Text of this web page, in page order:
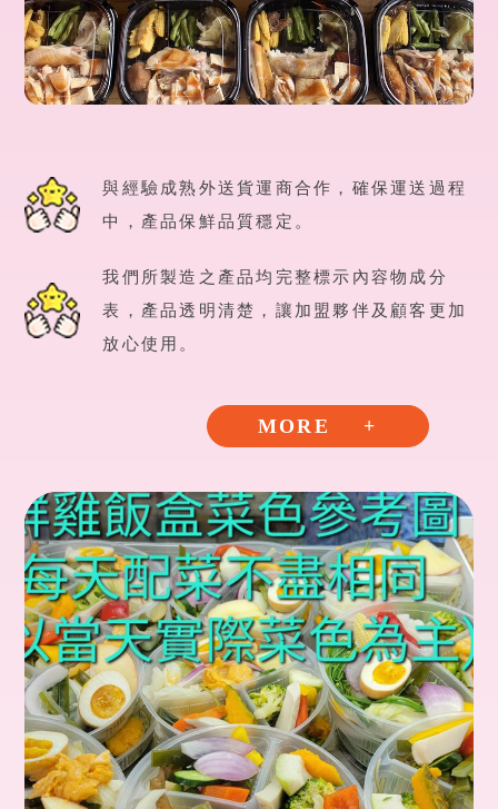
與經驗成熟外送貨運商合作，確保運送過程
中，產品保鮮品質穩定。
我們所製造之產品均完整標示內容物成分
表，產品透明清楚，讓加盟夥伴及顧客更加
放心使用。
MORE